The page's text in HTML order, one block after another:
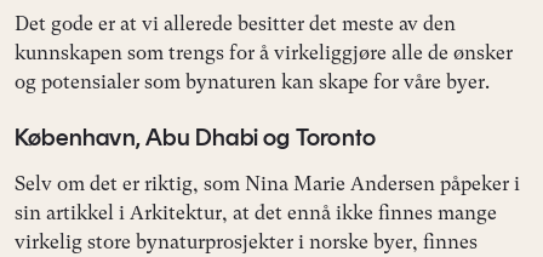
Det gode er at vi allerede besitter det meste av den
kunnskapen som trengs for å virkeliggjøre alle de ønsker
og potensialer som bynaturen kan skape for våre byer.
København, Abu Dhabi og Toronto
Selv om det er riktig, som Nina Marie Andersen påpeker i
sin artikkel i Arkitektur, at det ennå ikke finnes mange
virkelig store bynaturprosjekter i norske byer, finnes